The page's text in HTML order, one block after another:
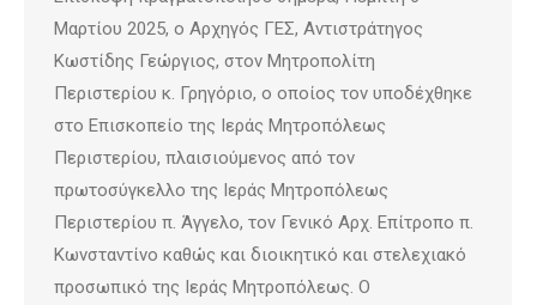
Μαρτίου 2025, ο Αρχηγός ΓΕΣ, Αντιστράτηγος
Κωστίδης Γεώργιος, στον Μητροπολίτη
Περιστερίου κ. Γρηγόριο, ο οποίος τον υποδέχθηκε
στο Επισκοπείο της Ιεράς Μητροπόλεως
Περιστερίου, πλαισιούμενος από τον
πρωτοσύγκελλο της Ιεράς Μητροπόλεως
Περιστερίου π. Άγγελο, τον Γενικό Αρχ. Επίτροπο π.
Κωνσταντίνο καθώς και διοικητικό και στελεχιακό
προσωπικό της Ιεράς Μητροπόλεως. Ο